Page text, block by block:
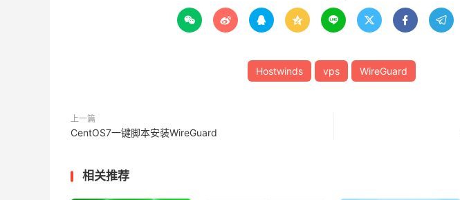
       
Hostwinds vps WireGuard
上一篇
CentOS7一键脚本安装WireGuard
相关推荐